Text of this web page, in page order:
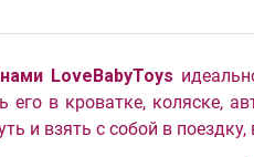
LoveBabyToys
его в кроватке, коляске,
и взять с собой в